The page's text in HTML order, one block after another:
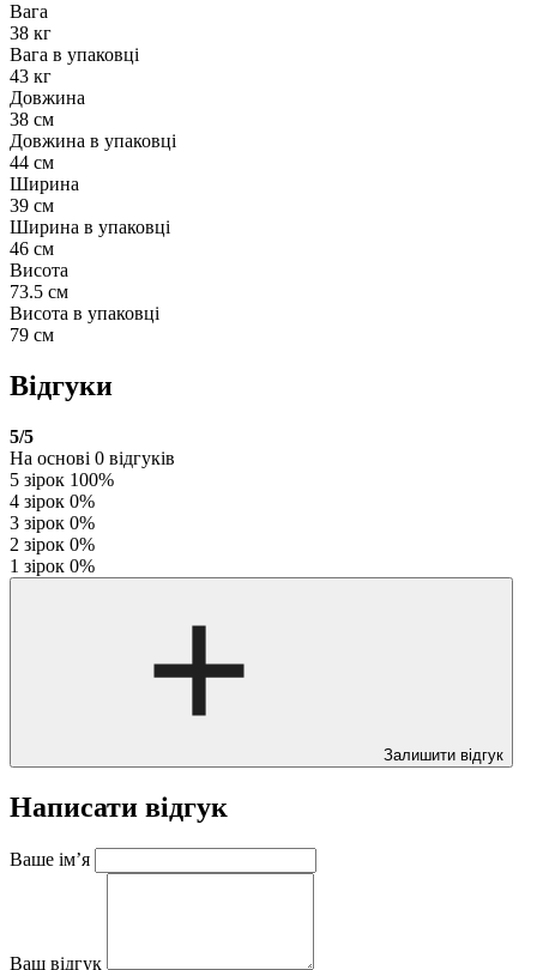
Вага
38 кг
Вага в упаковці
43 кг
Довжина
38 см
Довжина в упаковці
44 см
Ширина
39 см
Ширина в упаковці
46 см
Висота
73.5 см
Висота в упаковці
79 см
Відгуки
5/5
На основі 0 відгуків
5 зірок 100%
4 зірок 0%
3 зірок 0%
2 зірок 0%
1 зірок 0%
Залишити відгук
Написати відгук
Ваше ім’я
Ваш відгук